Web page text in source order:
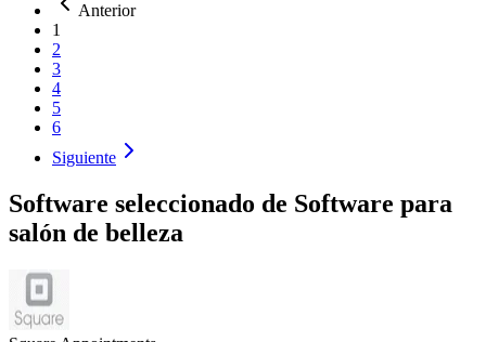
Anterior
1
2
3
4
5
6
Siguiente
Software seleccionado de Software para
salón de belleza